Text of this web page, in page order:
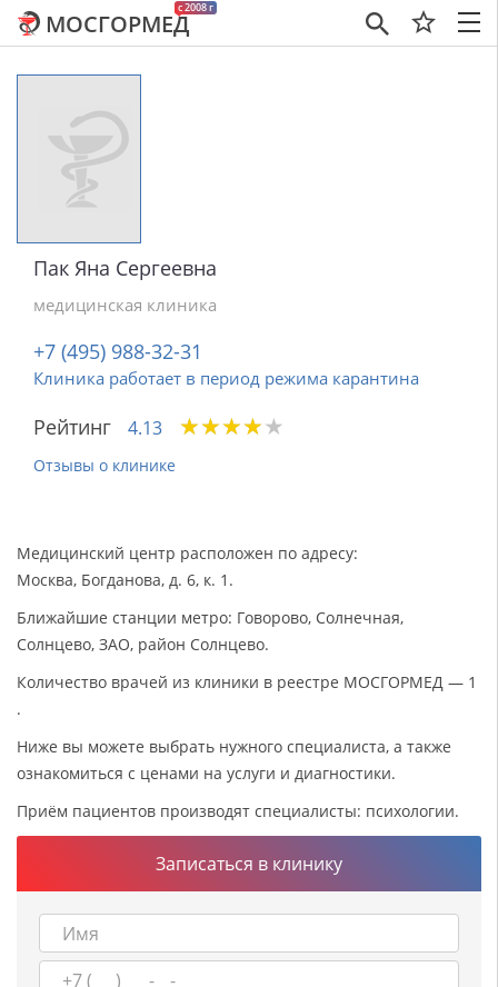
×
c 2008 г
МОСГОРМЕД
Пак Яна Сергеевна
медицинская клиника
+7 (495) 988-32-31
Клиника работает в период режима карантина
Рейтинг 4.13 ★★★★★
★★★★★
Отзывы о клинике
Медицинский центр расположен по адресу:
Москва, Богданова, д. 6, к. 1.
Ближайшие станции метро: Говорово, Солнечная,
Солнцево, ЗАО, район Солнцево.
Количество врачей из клиники в реестре МОСГОРМЕД — 1
.
Ниже вы можете выбрать нужного специалиста, а также
ознакомиться с ценами на услуги и диагностики.
Приём пациентов производят специалисты: психологии.
Записаться в клинику